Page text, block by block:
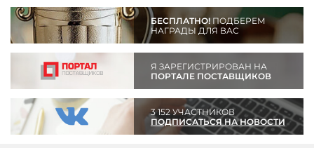
БЕСПЛАТНО!ПОДБЕРЕМ
НАГРАДЫ ДЛЯ ВАС
Я ЗАРЕГИСТРИРОВАН НА
ПОРТАЛЕ ПОСТАВЩИКОВ
3 152 УЧАСТНИКОВ
ПОДПИСАТЬСЯ НА НОВОСТИ